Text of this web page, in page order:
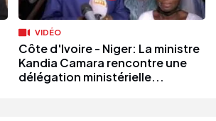
VIDÉO
Côte d'Ivoire - Niger: La ministre
Kandia Camara rencontre une
délégation ministérielle...